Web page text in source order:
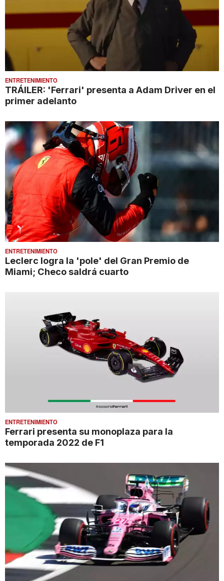
ENTRETENIMIENTO
TRÁILER: 'Ferrari' presenta a Adam Driver en el
primer adelanto
ENTRETENIMIENTO
Leclerc logra la 'pole' del Gran Premio de
Miami; Checo saldrá cuarto
ENTRETENIMIENTO
Ferrari presenta su monoplaza para la
temporada 2022 de F1